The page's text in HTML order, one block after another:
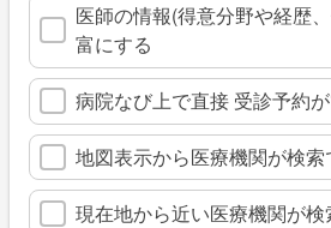
医師の情報(得意分野や経歴
富にする
病院なび上で直接 受診予約
地図表示から医療機関が検索
現在地から近い医療機関が検